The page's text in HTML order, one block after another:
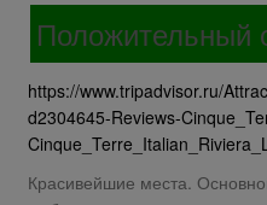
Положительный
https://www.tripadvisor.ru/
d2304645-Reviews-
Красивейшие места.